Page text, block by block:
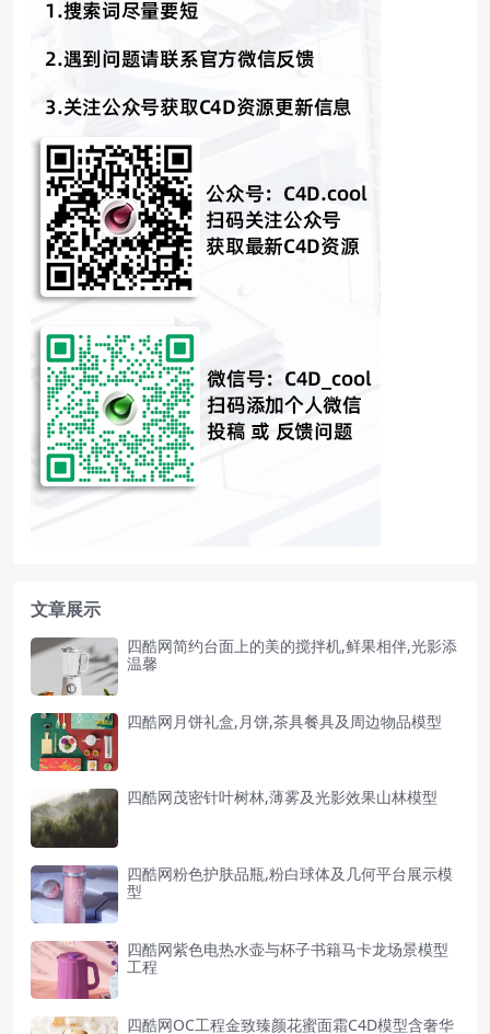
文章展示
四酷网简约台面上的美的搅拌机,鲜果相伴,光影添
温馨
四酷网月饼礼盒,月饼,茶具餐具及周边物品模型
四酷网茂密针叶树林,薄雾及光影效果山林模型
四酷网粉色护肤品瓶,粉白球体及几何平台展示模
型
四酷网紫色电热水壶与杯子书籍马卡龙场景模型
工程
四酷网OC工程金致臻颜花蜜面霜C4D模型含奢华